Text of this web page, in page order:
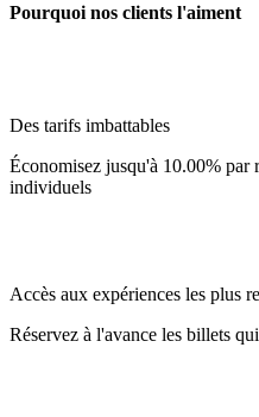
Pourquoi nos clients l'aiment
Des tarifs imbattables
Économisez jusqu'à 10.00% par
individuels
Accès aux expériences les plus
Réservez à l'avance les billets